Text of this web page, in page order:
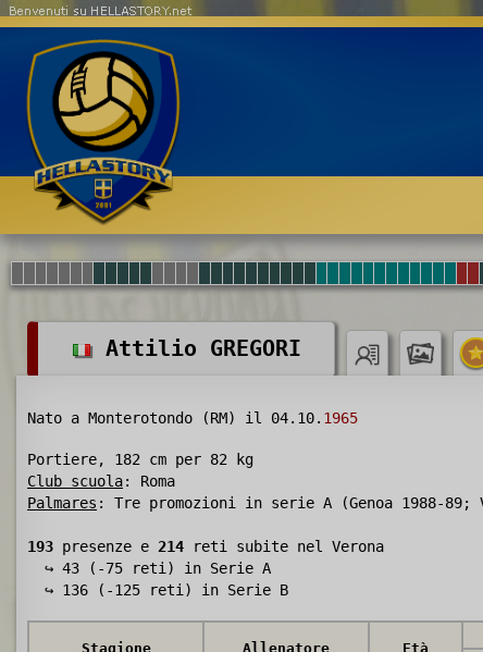
Benvenuti su HELLASTORY.net
Attilio GREGORI
Nato a Monterotondo (RM) il 04.10. 1965
Portiere, 182 cm per 82 kg
Club scuola: Roma
Palmares : Tre promozioni in serie A (Genoa 1988-89;
193 presenze e 214 reti subite nel Verona
↪ 43 (-75 reti) in Serie A
↪ 136 (-125 reti) in Serie B
Stagione Allenatore Età